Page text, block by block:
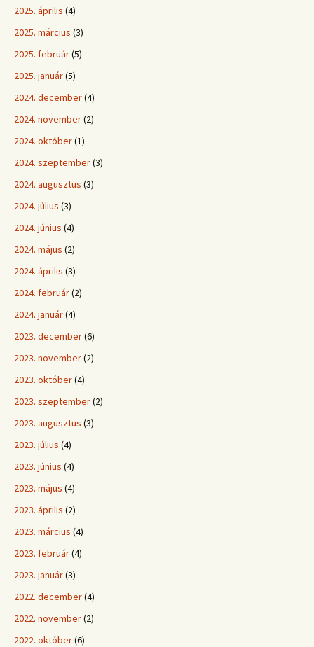
2025. április (4)
2025. március (3)
2025. február(5)
2025. január(5)
2024. december(4)
2024. november(2)
2024. október(1)
2024. szeptember(3)
2024. augusztus (3)
2024. július (3)
2024. június (4)
2024. május (2)
2024. április (3)
2024. február(2)
2024. január(4)
2023. december(6)
2023. november(2)
2023. október(4)
2023. szeptember(2)
2023. augusztus (3)
2023. július (4)
2023. június (4)
2023. május (4)
2023. április (2)
2023. március (4)
2023. február(4)
2023. január(3)
2022. december(4)
2022. november(2)
2022. október(6)